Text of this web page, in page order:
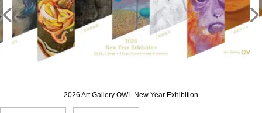
2026 Art Gallery OWL New Year Exhibition
2026 Art Gallery OWL New Year Exhibition